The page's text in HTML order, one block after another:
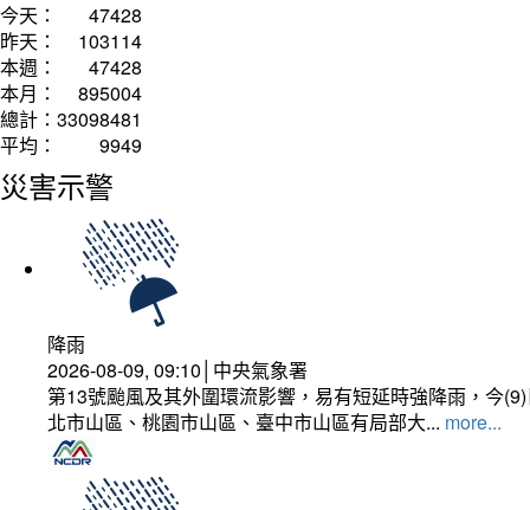
今天：
47428
昨天：
103114
本週：
47428
本月：
895004
總計： 33098481
平均：
9949
災害示警
降雨
2026-08-09, 09:10│中央氣象署
第13號颱風及其外圍環流影響，易有短延時強降雨，今
北市山區、桃園市山區、臺中市山區有局部大... more...